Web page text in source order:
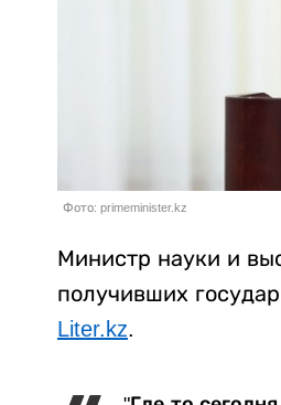
Фото: primeminister.kz
Министр науки и
получивших
Liter.kz.